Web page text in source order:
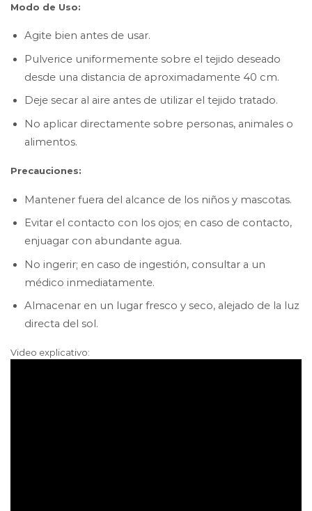
Modo de Uso:
Agite bien antes de usar.
Pulverice uniformemente sobre el tejido deseado
desde una distancia de aproximadamente 40 cm.
Deje secar al aire antes de utilizar el tejido tratado.
No aplicar directamente sobre personas, animales o
alimentos.
Precauciones:
Mantener fuera del alcance de los niños y mascotas.
Evitar el contacto con los ojos; en caso de contacto,
enjuagar con abundante agua.
No ingerir; en caso de ingestión, consultar a un
médico inmediatamente.
Almacenar en un lugar fresco y seco, alejado de la luz
directa del sol.
Video explicativo: